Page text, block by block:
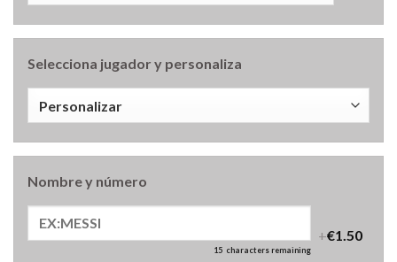
Selecciona jugador y personaliza
Nombre y número
15 characters remaining
+€1.50